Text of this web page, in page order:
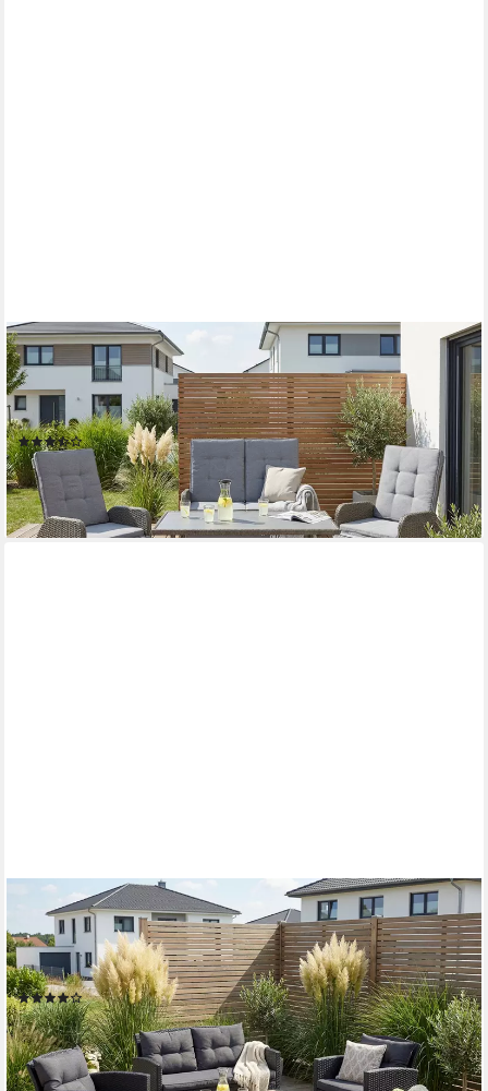
KONIFERA
Gartenlounge-Set Vigo, (Set, 8-tlg., 2x Sessel, 1x 2er Sofa, 1x
Tisch 120x60x60cm, inkl. Auflagen), Polyrattan, Aluminium,
verstellbare Rückenlehne und Fußablage
(34)
629,99 € UVP909,99 €
-31%
lieferbar - in 4-5 Werktagen bei dir
KONIFERA
Gartenlounge-Set St. Tropez, (Set, 11-tlg., 1x2er Sofa, 2x
Sessel,1x Tisch 90x55x42,5cm, inkl. Auflagen), Polyrattan, Stahl,
Ablage unter dem Tisch, Balkonset, Loungeset
(109)
399,99 € UVP879,99 €
-55%
lieferbar - in 4-5 Werktagen bei dir